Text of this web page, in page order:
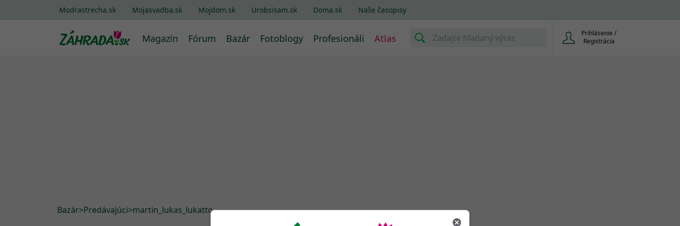
Modrastrecha.sk Mojasvadba.sk Mojdom.sk Urobsisam.sk Doma.sk Naše časopisy
Magazín Fórum Bazár Fotoblogy Profesionáli Atlas
Prihlásenie /
Registrácia
Bazár>Predávajúci>martin_lukas_lukatto